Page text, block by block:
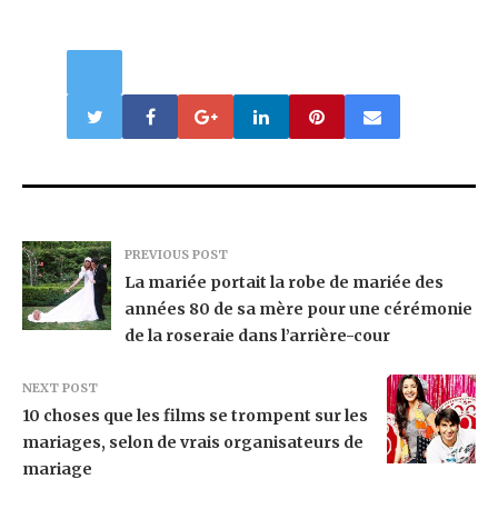
PREVIOUS POST
La mariée portait la robe de mariée des
années 80 de sa mère pour une cérémonie
de la roseraie dans l’arrière-cour
NEXT POST
10 choses que les films se trompent sur les
mariages, selon de vrais organisateurs de
mariage